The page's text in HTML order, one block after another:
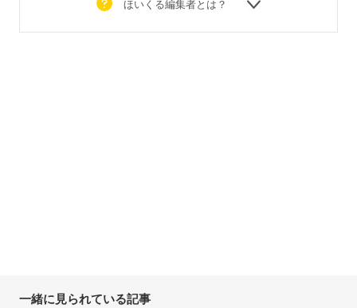
ほいくる編集者とは？
一緒に見られている記事